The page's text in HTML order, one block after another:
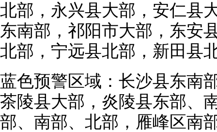
北部，永兴县大部，安仁县
东南部，祁阳市大部，东安
北部，宁远县北部，新田县
蓝色预警区域：长沙县东南
茶陵县大部，炎陵县东部、
部、南部、北部，雁峰区南